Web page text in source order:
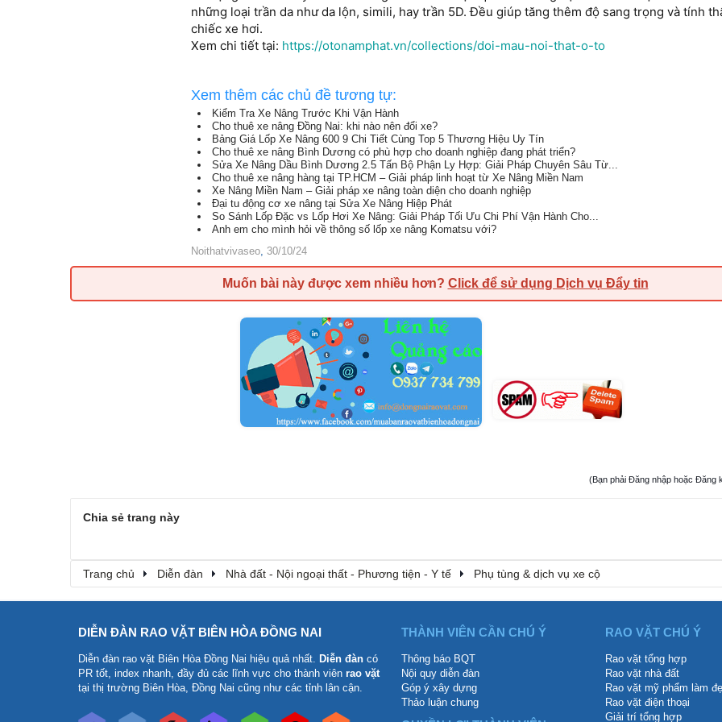
những loại trần da như da lộn, simili, hay trần 5D. Đều giúp tăng thêm độ sang trọng và tính
chiếc xe hơi.
Xem chi tiết tại: https://otonamphat.vn/collections/doi-mau-noi-that-o-to
Xem thêm các chủ đề tương tự:
Kiểm Tra Xe Nâng Trước Khi Vận Hành
Cho thuê xe nâng Đồng Nai: khi nào nên đổi xe?
Bảng Giá Lốp Xe Nâng 600 9 Chi Tiết Cùng Top 5 Thương Hiệu Uy Tín
Cho thuê xe nâng Bình Dương có phù hợp cho doanh nghiệp đang phát triển?
Sửa Xe Nâng Dầu Bình Dương 2.5 Tấn Bộ Phận Ly Hợp: Giải Pháp Chuyên Sâu Từ...
Cho thuê xe nâng hàng tại TP.HCM – Giải pháp linh hoạt từ Xe Nâng Miền Nam
Xe Nâng Miền Nam – Giải pháp xe nâng toàn diện cho doanh nghiệp
Đại tu động cơ xe nâng tại Sửa Xe Nâng Hiệp Phát
So Sánh Lốp Đặc vs Lốp Hơi Xe Nâng: Giải Pháp Tối Ưu Chi Phí Vận Hành Cho...
Anh em cho mình hỏi về thông số lốp xe nâng Komatsu với?
Noithatvivaseo, 30/10/24
Muốn bài này được xem nhiều hơn? Click để sử dụng Dịch vụ Đẩy tin
(Bạn phải Đăng nhập hoặc Đăng
Chia sẻ trang này
Trang chủ Diễn đàn Nhà đất - Nội ngoại thất - Phương tiện - Y tế Phụ tùng & dịch vụ xe cộ
DIỄN ĐÀN RAO VẶT BIÊN HÒA ĐỒNG NAI
Diễn đàn rao vặt Biên Hòa Đồng Nai hiệu quả nhất. Diễn đàn có
PR tốt, index nhanh, đầy đủ các lĩnh vực cho thành viên rao vặt
tại thị trường Biên Hòa, Đồng Nai cũng như các tỉnh lân cận.
THÀNH VIÊN CẦN CHÚ Ý
Thông báo BQT
Nội quy diễn đàn
Góp ý xây dựng
Thảo luận chung
RAO VẶT CHÚ Ý
Rao vặt tổng hợp
Rao vặt nhà đất
Rao vặt mỹ phẩm làm
Rao vặt điện thoại
Giải trí tổng hợp